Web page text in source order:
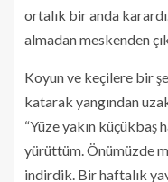
ortalık bir anda
almadan meskenden
Koyun ve keçilere bir
katarak yangından
“Yüze yakın küçükbaş
yürüttüm. Önümüzde
indirdik. Bir haftalık